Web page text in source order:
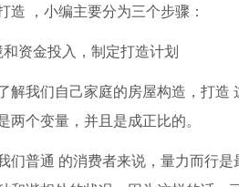
造 ，小编主要分为三个步骤：
资金投入，制定打造计划
解我们自己家庭的房屋构造，打
两个变量，并且是成正比的。
们普通 的消费者来说，量力而行